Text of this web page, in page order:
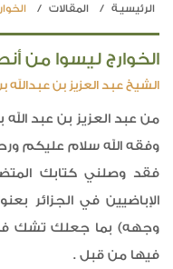
الرئيسيـة المقالات
الخوارج ليسوا من
الشيخ عبد العزيز بن عبدالله
من عبد العزيز بن عبد الله
وفقه الله سلام عليكم
فقد وصلني كتابك
الإباضيين في الجزائر
وجهه) بما جعلك تشك
فيها من قبل .